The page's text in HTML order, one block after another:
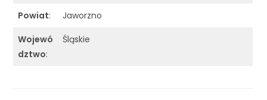
Powiat:
Jaworzno
Wojewó
dztwo:
Śląskie